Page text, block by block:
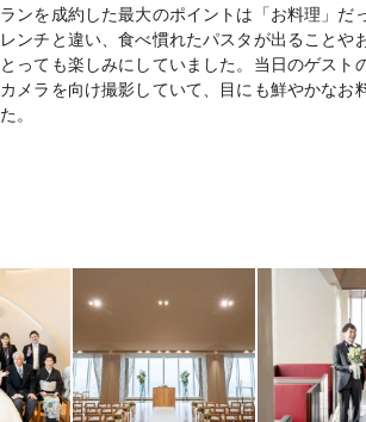
ランを成約した最大のポイントは「お料理」
レンチと違い、食べ慣れたパスタが出ることや
とっても楽しみにしていました。当日のゲス
カメラを向け撮影していて、目にも鮮やかな
た。